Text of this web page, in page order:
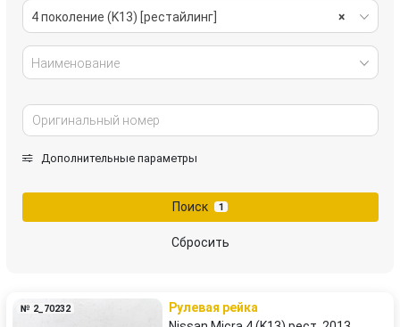
×
4 поколение (K13) [рестайлинг]
Наименование
Дополнительные параметры
Поиск 1
Сбросить
№ 2_70232
Рулевая рейка